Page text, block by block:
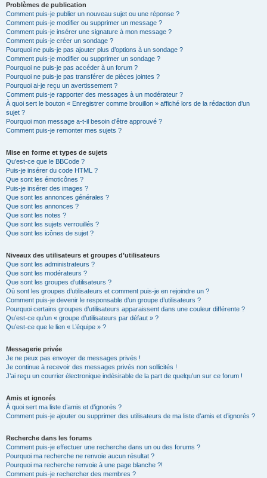
Problèmes de publication
Comment puis-je publier un nouveau sujet ou une réponse ?
Comment puis-je modifier ou supprimer un message ?
Comment puis-je insérer une signature à mon message ?
Comment puis-je créer un sondage ?
Pourquoi ne puis-je pas ajouter plus d’options à un sondage ?
Comment puis-je modifier ou supprimer un sondage ?
Pourquoi ne puis-je pas accéder à un forum ?
Pourquoi ne puis-je pas transférer de pièces jointes ?
Pourquoi ai-je reçu un avertissement ?
Comment puis-je rapporter des messages à un modérateur ?
À quoi sert le bouton « Enregistrer comme brouillon » affiché lors de la rédaction d’un
sujet ?
Pourquoi mon message a-t-il besoin d’être approuvé ?
Comment puis-je remonter mes sujets ?
Mise en forme et types de sujets
Qu’est-ce que le BBCode ?
Puis-je insérer du code HTML ?
Que sont les émoticônes ?
Puis-je insérer des images ?
Que sont les annonces générales ?
Que sont les annonces ?
Que sont les notes ?
Que sont les sujets verrouillés ?
Que sont les icônes de sujet ?
Niveaux des utilisateurs et groupes d’utilisateurs
Que sont les administrateurs ?
Que sont les modérateurs ?
Que sont les groupes d’utilisateurs ?
Où sont les groupes d’utilisateurs et comment puis-je en rejoindre un ?
Comment puis-je devenir le responsable d’un groupe d’utilisateurs ?
Pourquoi certains groupes d’utilisateurs apparaissent dans une couleur différente ?
Qu’est-ce qu’un « groupe d’utilisateurs par défaut » ?
Qu’est-ce que le lien « L’équipe » ?
Messagerie privée
Je ne peux pas envoyer de messages privés !
Je continue à recevoir des messages privés non sollicités !
J’ai reçu un courrier électronique indésirable de la part de quelqu’un sur ce forum !
Amis et ignorés
À quoi sert ma liste d’amis et d’ignorés ?
Comment puis-je ajouter ou supprimer des utilisateurs de ma liste d’amis et d’ignorés ?
Recherche dans les forums
Comment puis-je effectuer une recherche dans un ou des forums ?
Pourquoi ma recherche ne renvoie aucun résultat ?
Pourquoi ma recherche renvoie à une page blanche ?!
Comment puis-je rechercher des membres ?